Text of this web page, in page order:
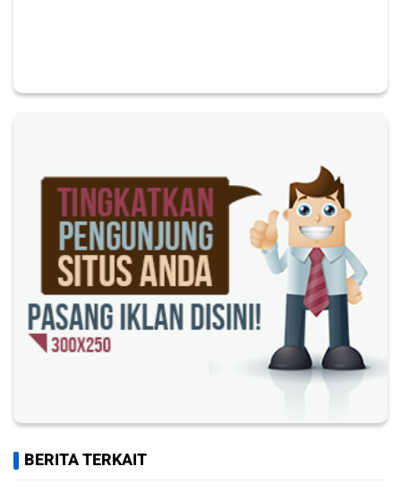
BERITA TERKAIT